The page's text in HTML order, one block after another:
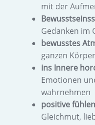
mit der
Gedanken im
bewusstes
ganzen
ins Innere
Emotionen
wahrnehmen
positive
Gleichmut,